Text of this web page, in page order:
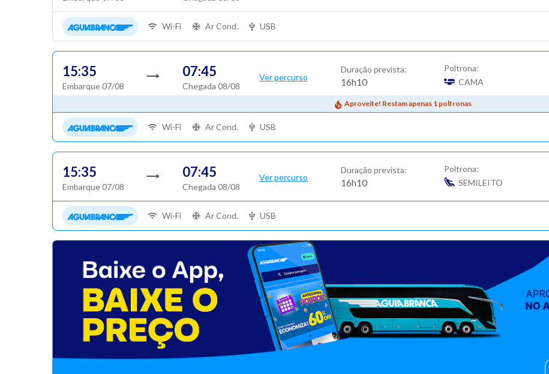
Wi-Fi Ar Cond. USB
15:35
Embarque 07/08
07:45
Chegada 08/08
Ver percurso
Duração prevista:
16h10
Poltrona:
CAMA
Aproveite! Restam apenas 1 poltronas
Wi-Fi Ar Cond. USB
15:35
Embarque 07/08
07:45
Chegada 08/08
Ver percurso
Duração prevista:
16h10
Poltrona:
SEMILEITO
Wi-Fi Ar Cond. USB